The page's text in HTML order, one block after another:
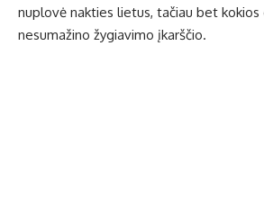
nuplovė nakties lietus, tačiau bet kokios
nesumažino žygiavimo įkarščio.